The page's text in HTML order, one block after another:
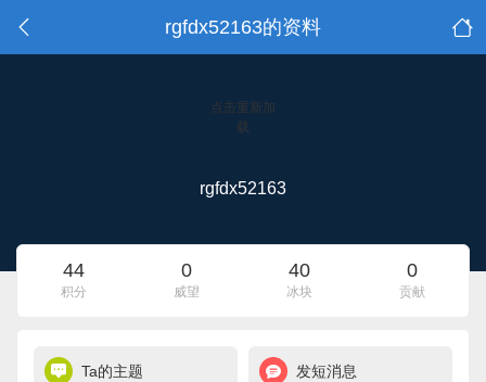
rgfdx52163的资料
点击重新加
载
rgfdx52163
44
积分
0
威望
40
冰块
0
贡献
Ta的主题 发短消息